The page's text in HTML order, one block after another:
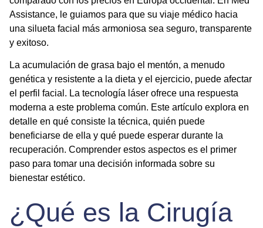
Assistance, le guiamos para que su viaje médico hacia
una silueta facial más armoniosa sea seguro, transparente
y exitoso.
La acumulación de grasa bajo el mentón, a menudo
genética y resistente a la dieta y el ejercicio, puede afectar
el perfil facial. La tecnología láser ofrece una respuesta
moderna a este problema común. Este artículo explora en
detalle en qué consiste la técnica, quién puede
beneficiarse de ella y qué puede esperar durante la
recuperación. Comprender estos aspectos es el primer
paso para tomar una decisión informada sobre su
bienestar estético.
¿Qué es la Cirugía